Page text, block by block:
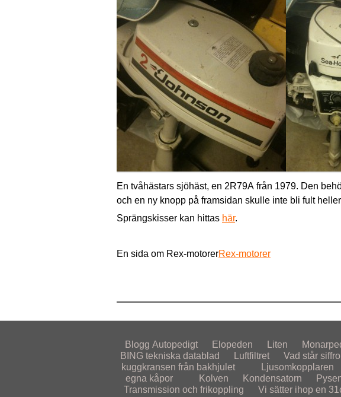
En tvåhästars sjöhäst, en 2R79A från 1979. Den
och en ny knopp på framsidan skulle inte bli fult
Sprängskisser kan hittas här.
En sida om Rex-motorerRex-motorer
Blogg Autopedigt Elopeden Liten
BING tekniska datablad
Luftfiltret Vad står
kuggkransen från bakhjulet
Ljusomkopplaren
egna kåpor
Kolven Kondensatorn
Transmission och frikoppling
Vi sätter ihop en